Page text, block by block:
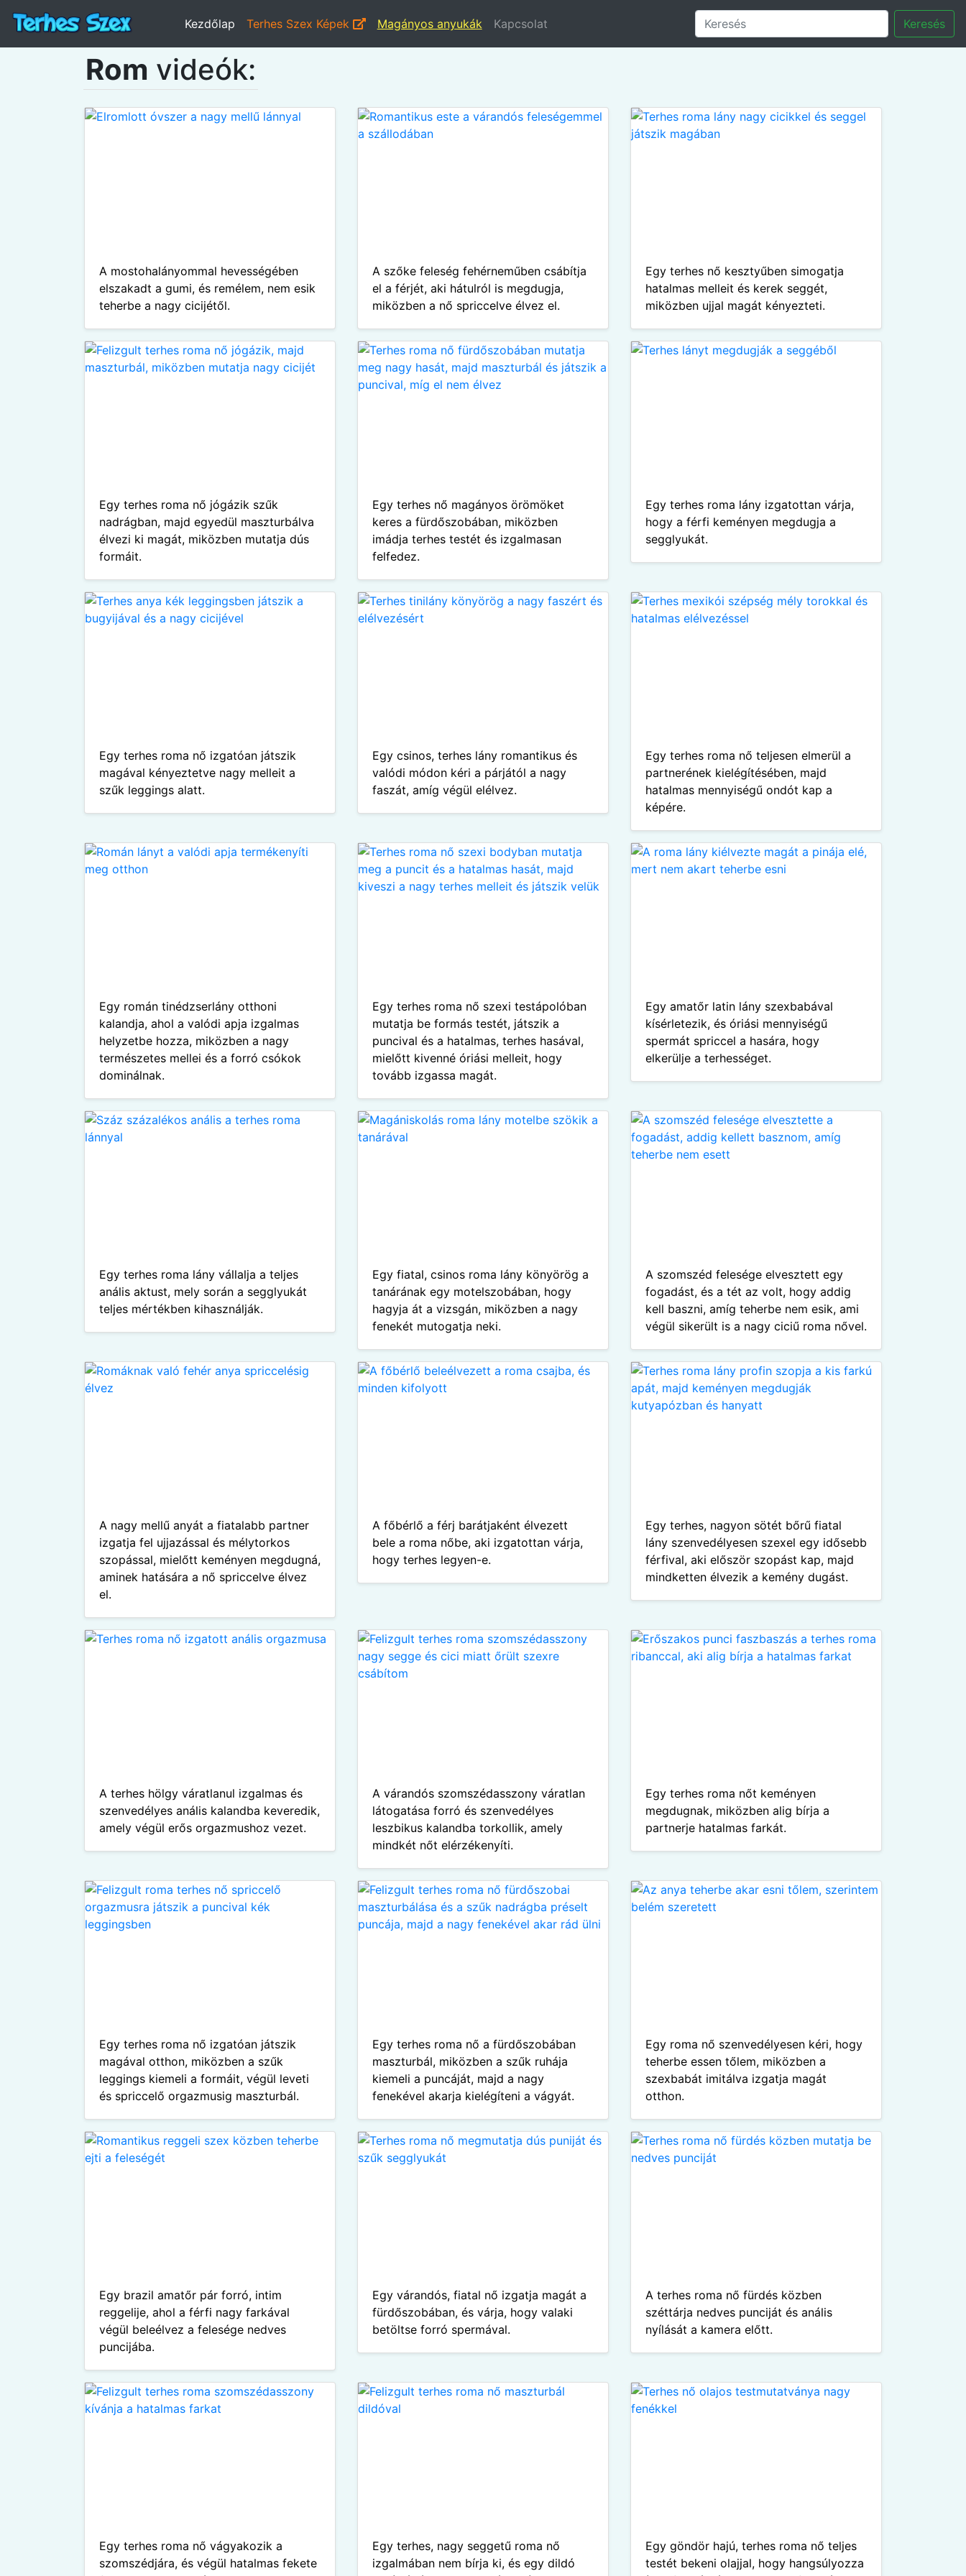
Kezdőlap Terhes Szex Képek Magányos anyukák Kapcsolat Keresés
Rom videók:
A mostohalányommal hevességében
elszakadt a gumi, és remélem, nem esik
teherbe a nagy cicijétől.
A szőke feleség fehérneműben csábítja
el a férjét, aki hátulról is megdugja,
miközben a nő spriccelve élvez el.
Egy terhes nő kesztyűben simogatja
hatalmas melleit és kerek seggét,
miközben ujjal magát kényezteti.
Egy terhes roma nő jógázik szűk
nadrágban, majd egyedül maszturbálva
élvezi ki magát, miközben mutatja dús
formáit.
Egy terhes nő magányos örömöket
keres a fürdőszobában, miközben
imádja terhes testét és izgalmasan
felfedez.
Egy terhes roma lány izgatottan várja,
hogy a férfi keményen megdugja a
segglyukát.
Egy terhes roma nő izgatóan játszik
magával kényeztetve nagy melleit a
szűk leggings alatt.
Egy csinos, terhes lány romantikus és
valódi módon kéri a párjától a nagy
faszát, amíg végül elélvez.
Egy terhes roma nő teljesen elmerül a
partnerének kielégítésében, majd
hatalmas mennyiségű ondót kap a
képére.
Egy román tinédzserlány otthoni
kalandja, ahol a valódi apja izgalmas
helyzetbe hozza, miközben a nagy
természetes mellei és a forró csókok
dominálnak.
Egy terhes roma nő szexi testápolóban
mutatja be formás testét, játszik a
puncival és a hatalmas, terhes hasával,
mielőtt kivenné óriási melleit, hogy
tovább izgassa magát.
Egy amatőr latin lány szexbabával
kísérletezik, és óriási mennyiségű
spermát spriccel a hasára, hogy
elkerülje a terhességet.
Egy terhes roma lány vállalja a teljes
anális aktust, mely során a segglyukát
teljes mértékben kihasználják.
Egy fiatal, csinos roma lány könyörög a
tanárának egy motelszobában, hogy
hagyja át a vizsgán, miközben a nagy
fenekét mutogatja neki.
A szomszéd felesége elvesztett egy
fogadást, és a tét az volt, hogy addig
kell baszni, amíg teherbe nem esik, ami
végül sikerült is a nagy ciciű roma nővel.
A nagy mellű anyát a fiatalabb partner
izgatja fel ujjazással és mélytorkos
szopással, mielőtt keményen megdugná,
aminek hatására a nő spriccelve élvez
el.
A főbérlő a férj barátjaként élvezett
bele a roma nőbe, aki izgatottan várja,
hogy terhes legyen-e.
Egy terhes, nagyon sötét bőrű fiatal
lány szenvedélyesen szexel egy idősebb
férfival, aki először szopást kap, majd
mindketten élvezik a kemény dugást.
A terhes hölgy váratlanul izgalmas és
szenvedélyes anális kalandba keveredik,
amely végül erős orgazmushoz vezet.
A várandós szomszédasszony váratlan
látogatása forró és szenvedélyes
leszbikus kalandba torkollik, amely
mindkét nőt elérzékenyíti.
Egy terhes roma nőt keményen
megdugnak, miközben alig bírja a
partnerje hatalmas farkát.
Egy terhes roma nő izgatóan játszik
magával otthon, miközben a szűk
leggings kiemeli a formáit, végül leveti
és spriccelő orgazmusig maszturbál.
Egy terhes roma nő a fürdőszobában
maszturbál, miközben a szűk ruhája
kiemeli a puncáját, majd a nagy
fenekével akarja kielégíteni a vágyát.
Egy roma nő szenvedélyesen kéri, hogy
teherbe essen tőlem, miközben a
szexbabát imitálva izgatja magát
otthon.
Egy brazil amatőr pár forró, intim
reggelije, ahol a férfi nagy farkával
végül beleélvez a felesége nedves
puncijába.
Egy várandós, fiatal nő izgatja magát a
fürdőszobában, és várja, hogy valaki
betöltse forró spermával.
A terhes roma nő fürdés közben
széttárja nedves punciját és anális
nyílását a kamera előtt.
Egy terhes roma nő vágyakozik a
szomszédjára, és végül hatalmas fekete
Egy terhes, nagy seggetű roma nő
izgalmában nem bírja ki, és egy dildó
Egy göndör hajú, terhes roma nő teljes
testét bekeni olajjal, hogy hangsúlyozza